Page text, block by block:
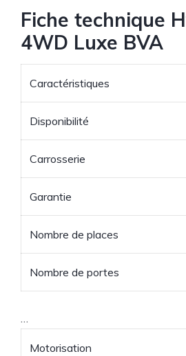
Fiche technique
4WD Luxe BVA
Caractéristiques
Disponibilité
Carrosserie
Garantie
Nombre de places
Nombre de portes
…
Motorisation